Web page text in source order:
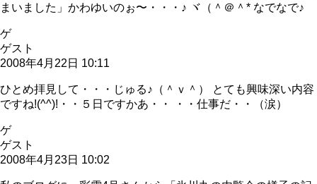
まいました」かわゆいのぉ〜・・・♪ ヾ（＾＠＾* なでなで♪
ゲ
ゲスト
2008年4月22日 10:11
ひとめ拝見して・・・じゅる♪（＾ｖ＾） とても興味深い内容
ですね!(^^)!・・５日ですかあ・・ ・・仕事だ・・（涙）
ゲ
ゲスト
2008年4月23日 10:02